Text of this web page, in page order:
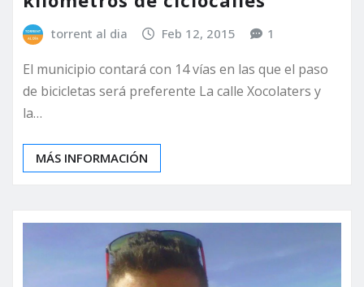
torrent al dia Feb 12, 2015 1
El municipio contará con 14 vías en las que el paso
de bicicletas será preferente La calle Xocolaters y
la…
MÁS INFORMACIÓN